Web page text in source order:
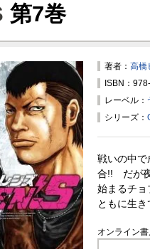
第7巻
著者： 高橋
ISBN：
レーベル：
シリーズ：
戦いの中で
合!! だが
始まるチョ
ともに生
オンライン